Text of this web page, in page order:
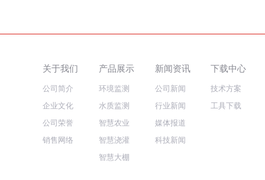
关于我们
公司简介
企业文化
公司荣誉
销售网络
产品展示
环境监测
水质监测
智慧农业
智慧浇灌
智慧大棚
新闻资讯
公司新闻
行业新闻
媒体报道
科技新闻
下载中心
技术方案
工具下载